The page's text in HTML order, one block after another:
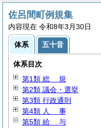
佐呂間町例規集
内容現在 令和8年3月30日
体系 五十音
体系目次
第1類 総 規
第2類 議会・選挙
第3類 行政通則
第4類 人 事
第5類 給 与